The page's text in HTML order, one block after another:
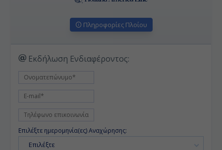
Πληροφορίες Πλοίου
Εκδήλωση Ενδιαφέροντος:
Επιλέξτε ημερομηνία(ες) Αναχώρησης:
Επιλέξτε